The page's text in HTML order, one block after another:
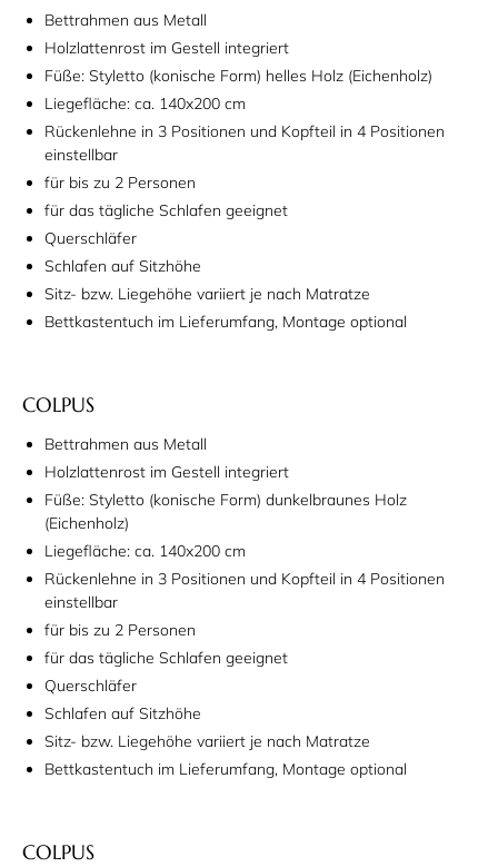
Bettrahmen aus Metall
Holzlattenrost im Gestell integriert
Füße: Styletto (konische Form) helles Holz (Eichenholz)
Liegefläche: ca. 140x200 cm
Rückenlehne in 3 Positionen und Kopfteil in 4 Positionen
einstellbar
für bis zu 2 Personen
für das tägliche Schlafen geeignet
Querschläfer
Schlafen auf Sitzhöhe
Sitz- bzw. Liegehöhe variiert je nach Matratze
Bettkastentuch im Lieferumfang, Montage optional
COLPUS
Bettrahmen aus Metall
Holzlattenrost im Gestell integriert
Füße: Styletto (konische Form) dunkelbraunes Holz
(Eichenholz)
Liegefläche: ca. 140x200 cm
Rückenlehne in 3 Positionen und Kopfteil in 4 Positionen
einstellbar
für bis zu 2 Personen
für das tägliche Schlafen geeignet
Querschläfer
Schlafen auf Sitzhöhe
Sitz- bzw. Liegehöhe variiert je nach Matratze
Bettkastentuch im Lieferumfang, Montage optional
COLPUS